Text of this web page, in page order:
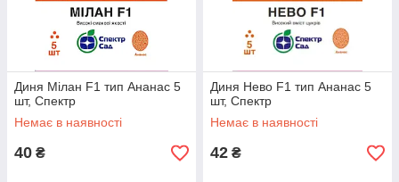
Диня Мілан F1 тип Ананас 5
шт, Спектр
Немає в наявності
40 ₴
Диня Нево F1 тип Ананас 5
шт, Спектр
Немає в наявності
42 ₴